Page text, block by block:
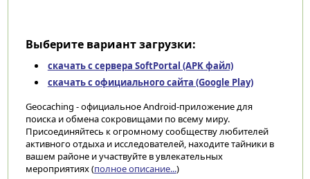
Выберите вариант загрузки:
скачать с сервера SoftPortal (APK файл)
скачать с официального сайта (Google Play)
Geocaching - официальное Android-приложение для
поиска и обмена сокровищами по всему миру.
Присоединяйтесь к огромному сообществу любителей
активного отдыха и исследователей, находите тайники в
вашем районе и участвуйте в увлекательных
мероприятиях (полное описание...)